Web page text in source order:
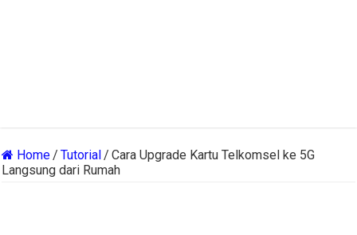
Home/ Tutorial/ Cara Upgrade Kartu Telkomsel ke 5G
Langsung dari Rumah